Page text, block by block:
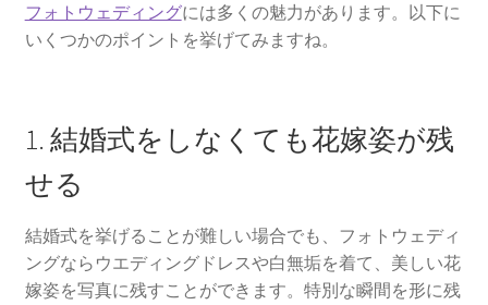
京都結婚式場
京都ウエディング
京都フォトウエディング
フォトウェディングには多くの魅力があります。以下に
いくつかのポイントを挙げてみますね。
1. 結婚式をしなくても花嫁姿が残
せる
結婚式を挙げることが難しい場合でも、フォトウェディ
ングならウエディングドレスや白無垢を着て、美しい花
嫁姿を写真に残すことができます。特別な瞬間を形に残